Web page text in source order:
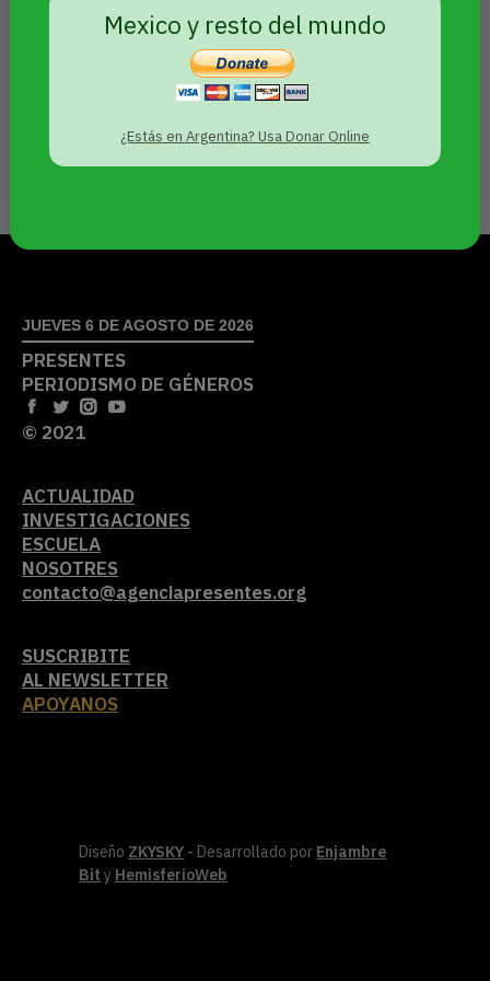
Mexico y resto del mundo
¿Estás en Argentina? Usa Donar Online
¿Pueden las personas cis hablar sobre las
identidades trans? Cuando me refiero a
“hablar”, hago referencia a: escribir sobre
temáticas travesti-trans o “negociar” con
JUEVES 6 DE AGOSTO DE 2026
PRESENTES
PERIODISMO DE GÉNEROS
© 2021
ACTUALIDAD
INVESTIGACIONES
ESCUELA
NOSOTRES
contacto@agenciapresentes.org
SUSCRIBITE
AL NEWSLETTER
APOYANOS
Diseño ZKYSKY - Desarrollado por Enjambre
Bit y HemisferioWeb